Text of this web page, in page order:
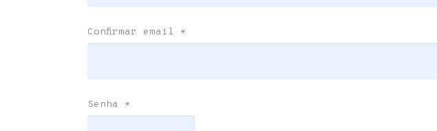
Confirmar email *
Senha *